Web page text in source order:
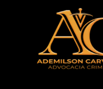
conteúdo